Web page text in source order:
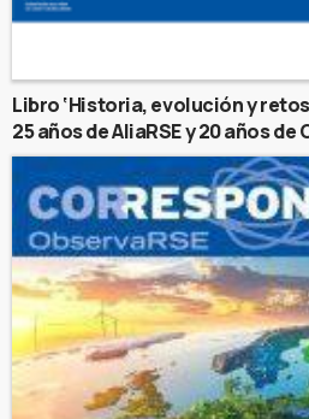
Libro ‘Historia, evolución y
25 años de AliaRSE y 20 años